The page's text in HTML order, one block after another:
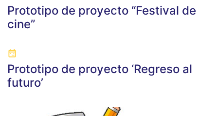
Prototipo de proyecto “Festival de
cine”
Prototipo de proyecto ‘Regreso al
futuro’